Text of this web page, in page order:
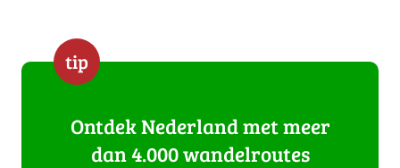
tip
Ontdek Nederland met meer
dan 4.000 wandelroutes